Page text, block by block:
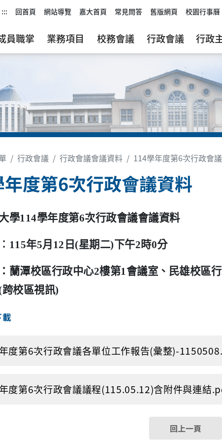
::: 回首頁 網站導覽 嘉大首頁 常見問答 舊版網頁 校園行事曆
員職掌 業務項目 校務會議 行政會議 行政
行政會議 行政會議會議資料 114學年度第6次行政會
度第6次行政會議資料
學114學年度第6次行政會議會議資料
115年5月12日 (星期二)下午2時0分
蘭潭校區行政中心2樓第1會議室、民雄校區
跨校區視訊)
度第6次行政會議各單位工作報告(彙整)-
度第6次行政會議議程(115.05.12)含附件與連結
回上一頁